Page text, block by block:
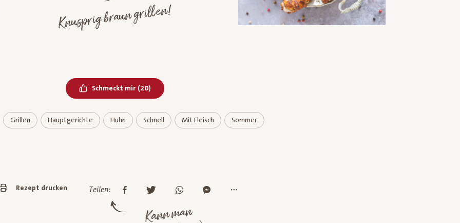
Knusprig braun grillen!
Schmeckt mir Bereits geliked
(20)
Grillen Hauptgerichte Huhn Schnell Mit Fleisch Sommer
Rezept drucken Teilen:
Kann man